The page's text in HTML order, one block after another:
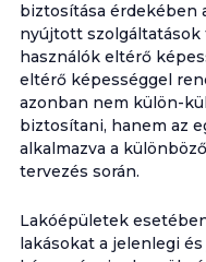
biztosítása érdekében
nyújtott
használók eltérő
eltérő képességgel
azonban nem külön-
biztosítani, hanem az
alkalmazva a
tervezés során.
Lakóépületek
lakásokat a jelenlegi